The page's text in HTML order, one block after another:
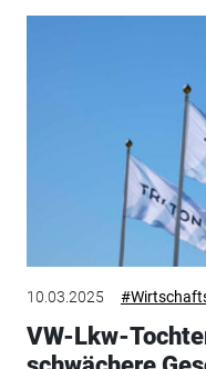
10.03.2025
VW-Lkw-